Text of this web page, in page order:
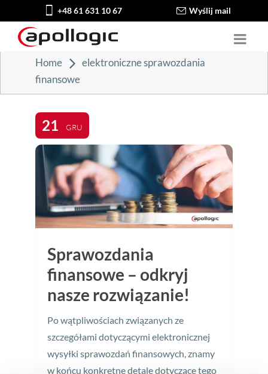
+48 61 631 10 67 Wyślij mail
Home
elektroniczne sprawozdania
finansowe
21 GRU
Sprawozdania
finansowe – odkryj
nasze rozwiązanie!
Po wątpliwościach związanych ze
szczegółami dotyczącymi elektronicznej
wysyłki sprawozdań finansowych, znamy
w końcu konkretne detale dotyczące tego